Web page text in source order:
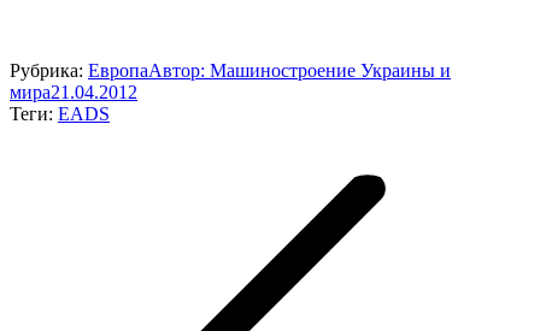
Рубрика: ЕвропаАвтор: Машиностроение Украины и
мира21.04.2012
Теги: EADS